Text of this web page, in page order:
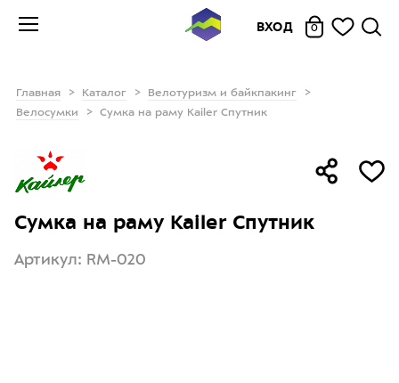
ВХОД 0
Главная Каталог
Велотуризм и байкпакинг
Велосумки
Сумка на раму Kailer Спутник
Сумка на раму Kailer Спутник
Артикул: RM-020